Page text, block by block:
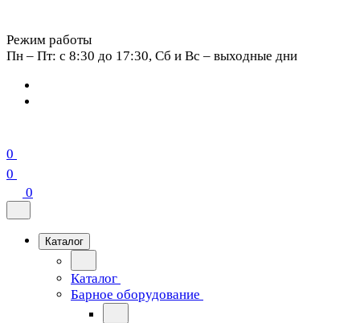
Режим работы
Пн – Пт: c 8:30 до 17:30, Сб и Вс – выходные дни
0
0
0
Каталог
Каталог
Барное оборудование